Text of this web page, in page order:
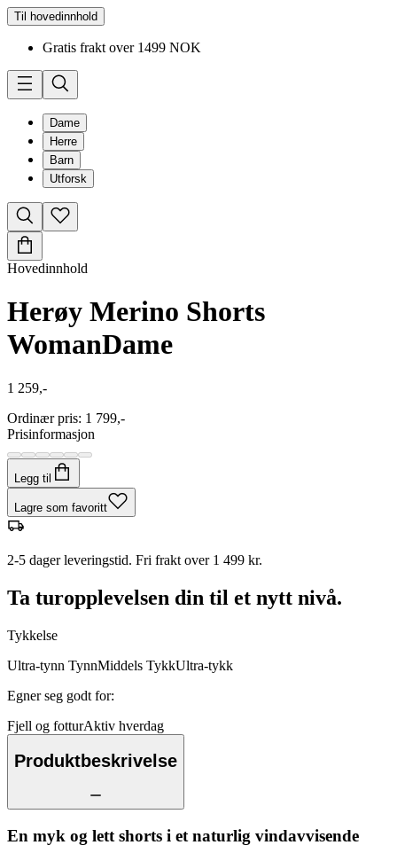
Til hovedinnhold
Gratis frakt over 1499 NOK
Dame
Herre
Barn
Utforsk
Hovedinnhold
Herøy Merino Shorts
WomanDame
1 259,-
Ordinær pris: 1 799,-
Prisinformasjon
Legg til
Lagre som favoritt
2-5 dager leveringstid. Fri frakt over 1 499 kr.
Ta turopplevelsen din til et nytt nivå.
Tykkelse
Ultra-tynn TynnMiddels TykkUltra-tykk
Egner seg godt for:
Fjell og fotturAktiv hverdag
Produktbeskrivelse
En myk og lett shorts i et naturlig vindavvisende